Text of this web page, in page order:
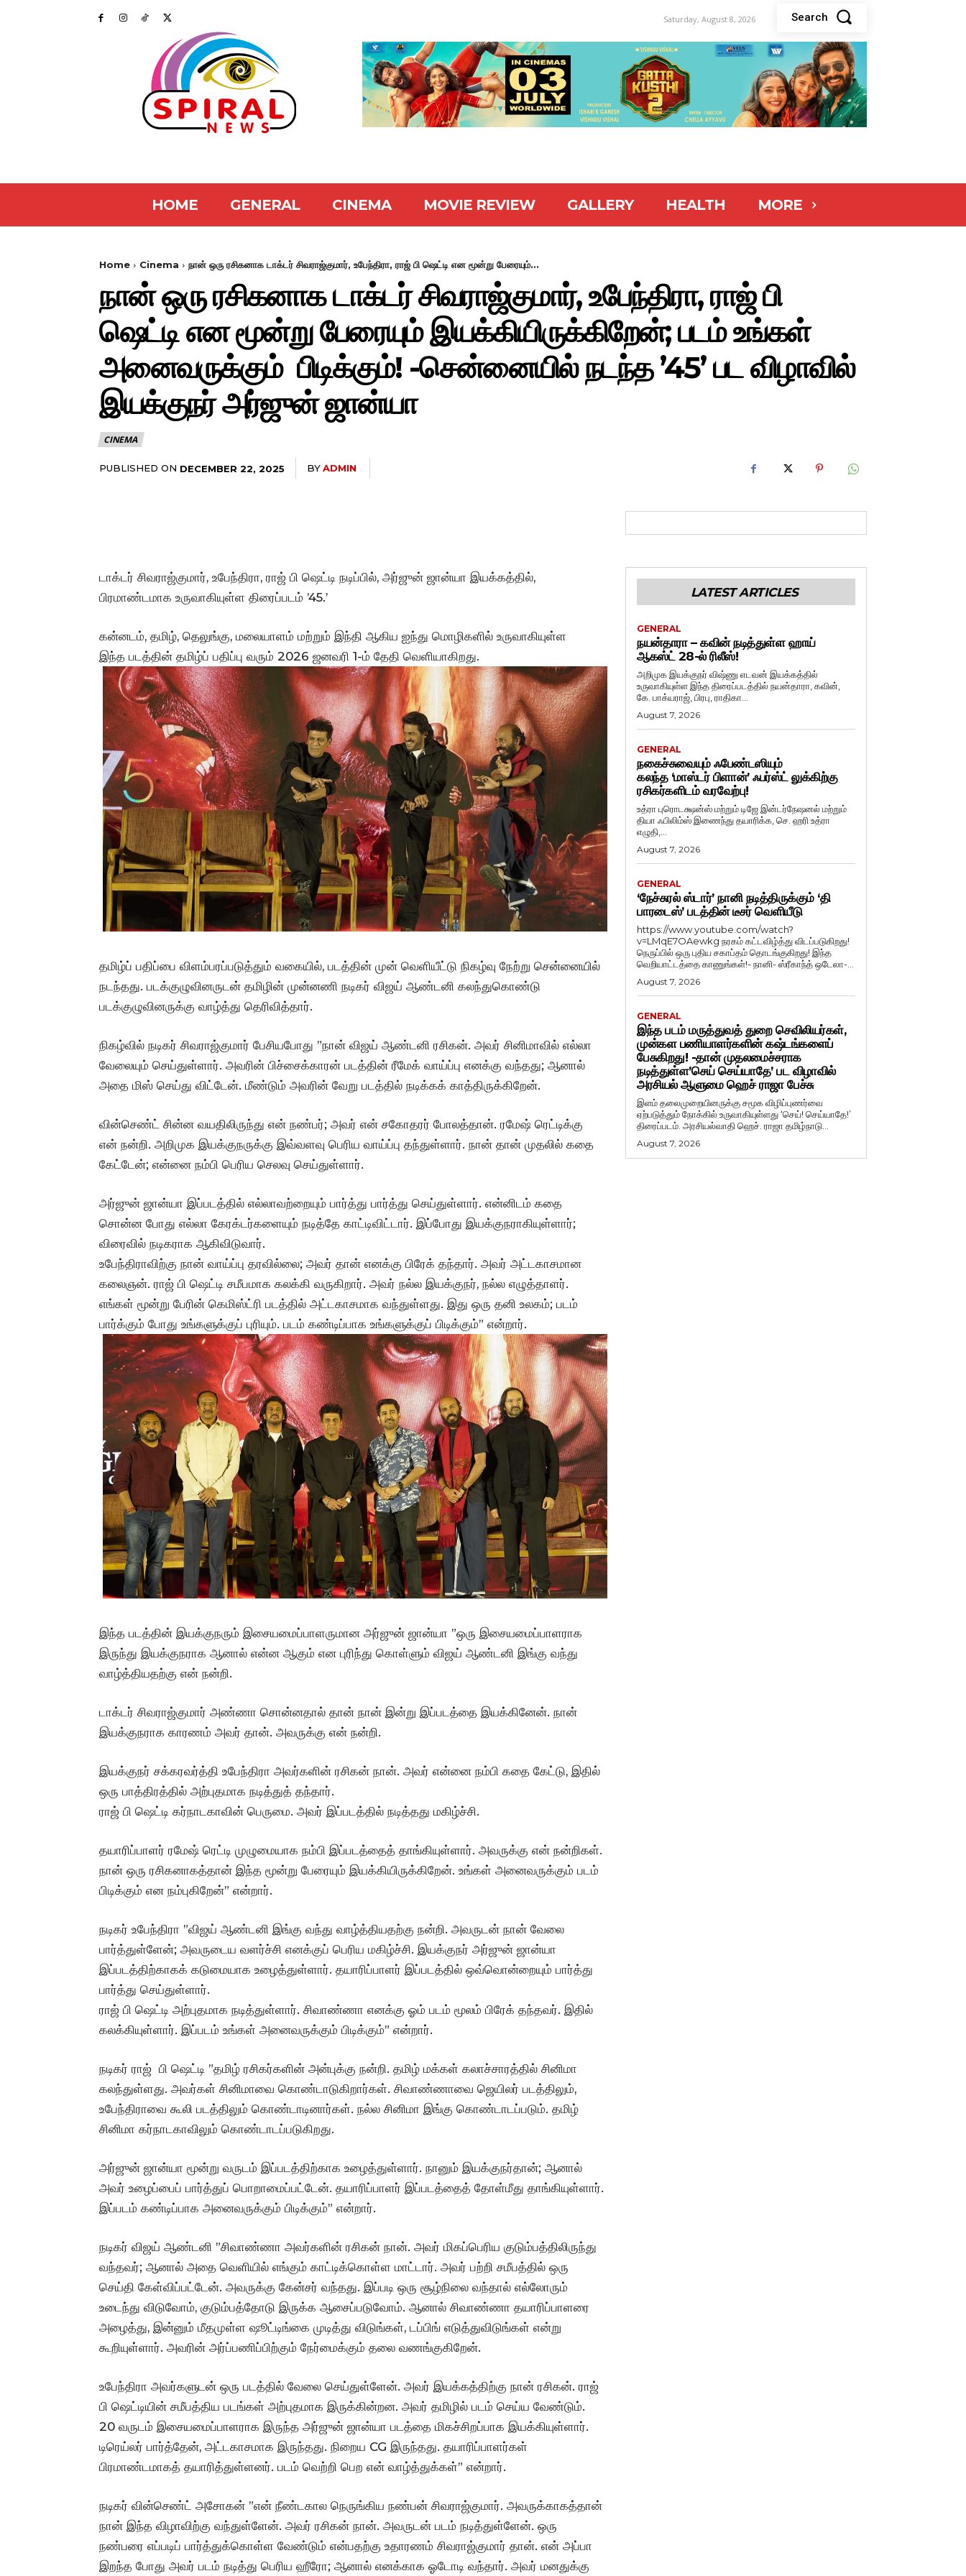
Saturday, August 8, 2026 Search
HOME GENERAL CINEMA MOVIE REVIEW GALLERY HEALTH MORE
Home Cinema நான் ஒரு ரசிகனாக டாக்டர் சிவராஜ்குமார், உபேந்திரா, ராஜ் பி ஷெட்டி என மூன்று பேரையும்...
நான் ஒரு ரசிகனாக டாக்டர் சிவராஜ்குமார், உபேந்திரா, ராஜ் பி
ஷெட்டி என மூன்று பேரையும் இயக்கியிருக்கிறேன்; படம் உங்கள்
அனைவருக்கும் பிடிக்கும்! -சென்னையில் நடந்த ’45’ பட விழாவில்
இயக்குநர் அர்ஜுன் ஜான்யா
CINEMA
PUBLISHED ON DECEMBER 22, 2025 BYADMIN
டாக்டர் சிவராஜ்குமார், உபேந்திரா, ராஜ் பி ஷெட்டி நடிப்பில், அர்ஜுன் ஜான்யா இயக்கத்தில்,
பிரமாண்டமாக உருவாகியுள்ள திரைப்படம் ’45.’
கன்னடம், தமிழ், தெலுங்கு, மலையாளம் மற்றும் இந்தி ஆகிய ஐந்து மொழிகளில் உருவாகியுள்ள
இந்த படத்தின் தமிழ்ப் பதிப்பு வரும் 2026 ஜனவரி 1-ம் தேதி வெளியாகிறது.
தமிழ்ப் பதிப்பை விளம்பரப்படுத்தும் வகையில், படத்தின் முன் வெளியீட்டு நிகழ்வு நேற்று சென்னையில்
நடந்தது. படக்குழுவினருடன் தமிழின் முன்னணி நடிகர் விஜய் ஆண்டனி கலந்துகொண்டு
படக்குழுவினருக்கு வாழ்த்து தெரிவித்தார்.
நிகழ்வில் நடிகர் சிவராஜ்குமார் பேசியபோது ”நான் விஜய் ஆண்டனி ரசிகன். அவர் சினிமாவில் எல்லா
வேலையும் செய்துள்ளார். அவரின் பிச்சைக்காரன் படத்தின் ரீமேக் வாய்ப்பு எனக்கு வந்தது; ஆனால்
அதை மிஸ் செய்து விட்டேன். மீண்டும் அவரின் வேறு படத்தில் நடிக்கக் காத்திருக்கிறேன்.
வின்செண்ட் சின்ன வயதிலிருந்து என் நண்பர்; அவர் என் சகோதரர் போலத்தான். ரமேஷ் ரெட்டிக்கு
என் நன்றி. அறிமுக இயக்குநருக்கு இவ்வளவு பெரிய வாய்ப்பு தந்துள்ளார். நான் தான் முதலில் கதை
கேட்டேன்; என்னை நம்பி பெரிய செலவு செய்துள்ளார்.
அர்ஜுன் ஜான்யா இப்படத்தில் எல்லாவற்றையும் பார்த்து பார்த்து செய்துள்ளார். என்னிடம் கதை
சொன்ன போது எல்லா கேரக்டர்களையும் நடித்தே காட்டிவிட்டார். இப்போது இயக்குநராகியுள்ளார்;
விரைவில் நடிகராக ஆகிவிடுவார்.
உபேந்திராவிற்கு நான் வாய்ப்பு தரவில்லை; அவர் தான் எனக்கு பிரேக் தந்தார். அவர் அட்டகாசமான
கலைஞன். ராஜ் பி ஷெட்டி சமீபமாக கலக்கி வருகிறார். அவர் நல்ல இயக்குநர், நல்ல எழுத்தாளர்.
எங்கள் மூன்று பேரின் கெமிஸ்ட்ரி படத்தில் அட்டகாசமாக வந்துள்ளது. இது ஒரு தனி உலகம்; படம்
பார்க்கும் போது உங்களுக்குப் புரியும். படம் கண்டிப்பாக உங்களுக்குப் பிடிக்கும்” என்றார்.
இந்த படத்தின் இயக்குநரும் இசையமைப்பாளருமான அர்ஜுன் ஜான்யா ”ஒரு இசையமைப்பாளராக
இருந்து இயக்குநராக ஆனால் என்ன ஆகும் என புரிந்து கொள்ளும் விஜய் ஆண்டனி இங்கு வந்து
வாழ்த்தியதற்கு என் நன்றி.
டாக்டர் சிவராஜ்குமார் அண்ணா சொன்னதால் தான் நான் இன்று இப்படத்தை இயக்கினேன். நான்
இயக்குநராக காரணம் அவர் தான். அவருக்கு என் நன்றி.
இயக்குநர் சக்கரவர்த்தி உபேந்திரா அவர்களின் ரசிகன் நான். அவர் என்னை நம்பி கதை கேட்டு, இதில்
ஒரு பாத்திரத்தில் அற்புதமாக நடித்துத் தந்தார்.
ராஜ் பி ஷெட்டி கர்நாடகாவின் பெருமை. அவர் இப்படத்தில் நடித்தது மகிழ்ச்சி.
தயாரிப்பாளர் ரமேஷ் ரெட்டி முழுமையாக நம்பி இப்படத்தைத் தாங்கியுள்ளார். அவருக்கு என் நன்றிகள்.
நான் ஒரு ரசிகனாகத்தான் இந்த மூன்று பேரையும் இயக்கியிருக்கிறேன். உங்கள் அனைவருக்கும் படம்
பிடிக்கும் என நம்புகிறேன்” என்றார்.
நடிகர் உபேந்திரா ”விஜய் ஆண்டனி இங்கு வந்து வாழ்த்தியதற்கு நன்றி. அவருடன் நான் வேலை
பார்த்துள்ளேன்; அவருடைய வளர்ச்சி எனக்குப் பெரிய மகிழ்ச்சி. இயக்குநர் அர்ஜுன் ஜான்யா
இப்படத்திற்காகக் கடுமையாக உழைத்துள்ளார். தயாரிப்பாளர் இப்படத்தில் ஒவ்வொன்றையும் பார்த்து
பார்த்து செய்துள்ளார்.
ராஜ் பி ஷெட்டி அற்புதமாக நடித்துள்ளார். சிவாண்ணா எனக்கு ஓம் படம் மூலம் பிரேக் தந்தவர். இதில்
கலக்கியுள்ளார். இப்படம் உங்கள் அனைவருக்கும் பிடிக்கும்” என்றார்.
நடிகர் ராஜ் பி ஷெட்டி ”தமிழ் ரசிகர்களின் அன்புக்கு நன்றி. தமிழ் மக்கள் கலாச்சாரத்தில் சினிமா
கலந்துள்ளது. அவர்கள் சினிமாவை கொண்டாடுகிறார்கள். சிவாண்ணாவை ஜெயிலர் படத்திலும்,
உபேந்திராவை கூலி படத்திலும் கொண்டாடினார்கள். நல்ல சினிமா இங்கு கொண்டாடப்படும். தமிழ்
சினிமா கர்நாடகாவிலும் கொண்டாடப்படுகிறது.
அர்ஜுன் ஜான்யா மூன்று வருடம் இப்படத்திற்காக உழைத்துள்ளார். நானும் இயக்குநர்தான்; ஆனால்
அவர் உழைப்பைப் பார்த்துப் பொறாமைப்பட்டேன். தயாரிப்பாளர் இப்படத்தைத் தோள்மீது தாங்கியுள்ளார்.
இப்படம் கண்டிப்பாக அனைவருக்கும் பிடிக்கும்” என்றார்.
நடிகர் விஜய் ஆண்டனி ”சிவாண்ணா அவர்களின் ரசிகன் நான். அவர் மிகப்பெரிய குடும்பத்திலிருந்து
வந்தவர்; ஆனால் அதை வெளியில் எங்கும் காட்டிக்கொள்ள மாட்டார். அவர் பற்றி சமீபத்தில் ஒரு
செய்தி கேள்விப்பட்டேன். அவருக்கு கேன்சர் வந்தது. இப்படி ஒரு சூழ்நிலை வந்தால் எல்லோரும்
உடைந்து விடுவோம், குடும்பத்தோடு இருக்க ஆசைப்படுவோம். ஆனால் சிவாண்ணா தயாரிப்பாளரை
அழைத்து, இன்னும் மீதமுள்ள ஷூட்டிங்கை முடித்து விடுங்கள், டப்பிங் எடுத்துவிடுங்கள் என்று
கூறியுள்ளார். அவரின் அர்ப்பணிப்பிற்கும் நேர்மைக்கும் தலை வணங்குகிறேன்.
உபேந்திரா அவர்களுடன் ஒரு படத்தில் வேலை செய்துள்ளேன். அவர் இயக்கத்திற்கு நான் ரசிகன். ராஜ்
பி ஷெட்டியின் சமீபத்திய படங்கள் அற்புதமாக இருக்கின்றன. அவர் தமிழில் படம் செய்ய வேண்டும்.
20 வருடம் இசையமைப்பாளராக இருந்த அர்ஜுன் ஜான்யா படத்தை மிகச்சிறப்பாக இயக்கியுள்ளார்.
டிரெய்லர் பார்த்தேன், அட்டகாசமாக இருந்தது. நிறைய CG இருந்தது. தயாரிப்பாளர்கள்
பிரமாண்டமாகத் தயாரித்துள்ளனர். படம் வெற்றி பெற என் வாழ்த்துக்கள்” என்றார்.
நடிகர் வின்செண்ட் அசோகன் ”என் நீண்டகால நெருங்கிய நண்பன் சிவராஜ்குமார். அவருக்காகத்தான்
நான் இந்த விழாவிற்கு வந்துள்ளேன். அவர் ரசிகன் நான். அவருடன் படம் நடித்துள்ளேன். ஒரு
நண்பரை எப்படிப் பார்த்துக்கொள்ள வேண்டும் என்பதற்கு உதாரணம் சிவராஜ்குமார் தான். என் அப்பா
இறந்த போது அவர் படம் நடித்து பெரிய ஹீரோ; ஆனால் எனக்காக ஓடோடி வந்தார். அவர் மனதுக்கு
LATEST ARTICLES
GENERAL
நயன்தாரா – கவின் நடித்துள்ள ஹாய்
ஆகஸ்ட் 28-ல் ரிலீஸ்!
அறிமுக இயக்குநர் விஷ்ணு எடவன் இயக்கத்தில்
உருவாகியுள்ள இந்த திரைப்படத்தில் நயன்தாரா, கவின்,
கே. பாக்யராஜ், பிரபு, ராதிகா...
August 7, 2026
GENERAL
நகைச்சுவையும் ஃபேண்டஸியும்
கலந்த ‘மாஸ்டர் பிளான்’ ஃபர்ஸ்ட் லுக்கிற்கு
ரசிகர்களிடம் வரவேற்பு!
உத்ரா புரொடக்ஷன்ஸ் மற்றும் டிஜே இன்டர்நேஷனல் மற்றும்
தியா ஃபிலிம்ஸ் இணைந்து தயாரிக்க, செ. ஹரி உத்ரா
எழுதி,...
August 7, 2026
GENERAL
‘நேச்சுரல் ஸ்டார்’ நானி நடித்திருக்கும் ‘தி
பாரடைஸ்’ படத்தின் டீசர் வெளியீடு
https://www.youtube.com/watch?
v=LMqE7OAewkg நரகம் கட்டவிழ்த்து விடப்படுகிறது!
நெருப்பில் ஒரு புதிய சகாப்தம் தொடங்குகிறது! இந்த
வெறியாட்டத்தை காணுங்கள்!- நானி- ஸ்ரீகாந்த் ஒடேலா-...
August 7, 2026
GENERAL
இந்த படம் மருத்துவத் துறை செவிலியர்கள்,
முன்கள பணியாளர்களின் கஷ்டங்களைப்
பேசுகிறது! -தான் முதலமைச்சராக
நடித்துள்ள’செய் செய்யாதே’ பட விழாவில்
அரசியல் ஆளுமை ஹெச் ராஜா பேச்சு
இளம் தலைமுறையினருக்கு சமூக விழிப்புணர்வை
ஏற்படுத்தும் நோக்கில் உருவாகியுள்ளது ‘செய்! செய்யாதே!’
திரைப்படம். அரசியல்வாதி ஹெச். ராஜா தமிழ்நாடு...
August 7, 2026